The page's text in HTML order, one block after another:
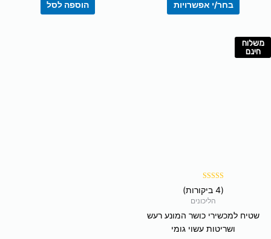
בחר/י אפשרויות הוספה לסל
משלוח
חינם
5.00
מתוך 5
(4 ביקורות)
הליכונים
שטיח למכשירי כושר המונע רעש
ושריטות עשוי גומי